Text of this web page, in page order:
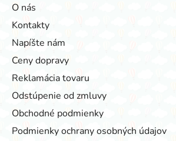
O nás
Kontakty
Napíšte nám
Ceny dopravy
Reklamácia tovaru
Odstúpenie od zmluvy
Obchodné podmienky
Podmienky ochrany osobných údajov